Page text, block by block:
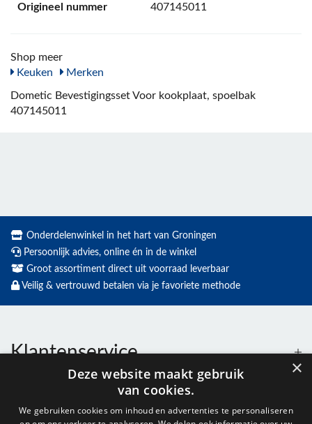
Origineel nummer
407145011
Shop meer
Keuken
Merken
Dometic Bevestigingsset Voor kookplaat, spoelbak
407145011
Onderdelenwinkel in het hart van Groningen
Persoonlijk advies, online én in de winkel
Groot assortiment direct uit voorraad leverbaar
Veilig & vertrouwd betalen via je favoriete methode
Klantenservice
×
Deze website maakt gebruik
van cookies.
We gebruiken cookies om inhoud en advertenties te personaliseren